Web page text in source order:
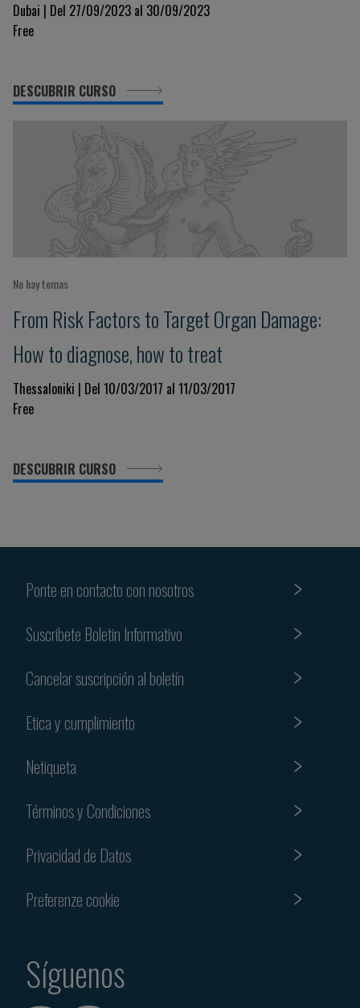
Dubai | Del 27/09/2023 al 30/09/2023
Free
DESCUBRIR CURSO
No hay temas
From Risk Factors to Target Organ Damage:
How to diagnose, how to treat
Thessaloniki | Del 10/03/2017 al 11/03/2017
Free
DESCUBRIR CURSO
Ponte en contacto con nosotros
Suscribete Boletin Informativo
Cancelar suscripción al boletín
Etica y cumplimiento
Netiqueta
Términos y Condiciones
Privacidad de Datos
Preferenze cookie
Síguenos